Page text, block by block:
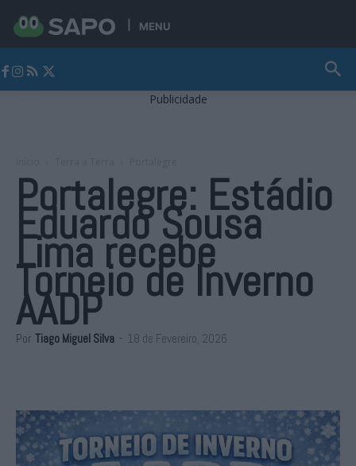
MENU
Publicidade
Portalegre: Estádio
Eduardo Sousa
Lima recebe
Torneio de Inverno
AADP
Por Tiago Miguel Silva - 18 de Fevereiro, 2026